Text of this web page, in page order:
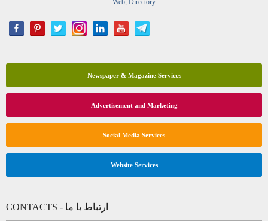
Newspaper & Magazine Services
Advertisement and Marketing
Social Media Services
Website Services
CONTACTS - ارتباط با ما